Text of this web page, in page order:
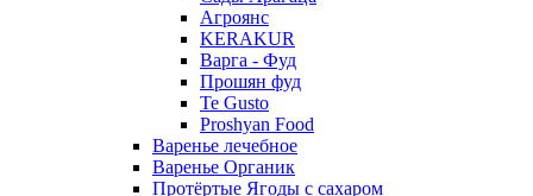
Агроянс
KERAKUR
Варга - Фуд
Прошян фуд
Te Gusto
Proshyan Food
Варенье лечебное
Варенье Органик
Протёртые Ягоды с сахаром